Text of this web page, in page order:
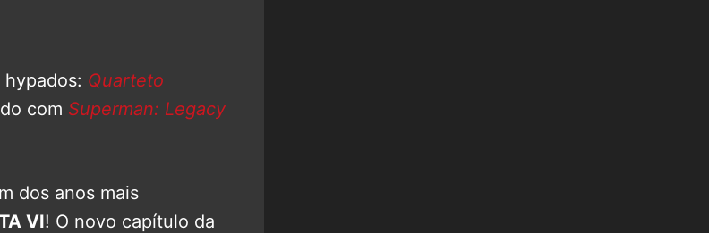
Quarteto
com Superman: Legacy
dos anos mais
VI! O novo capítulo da